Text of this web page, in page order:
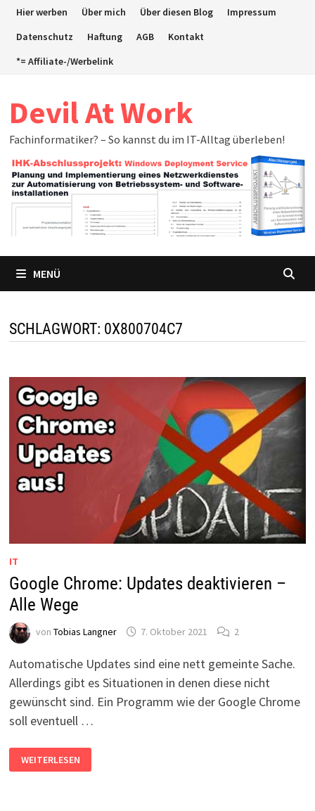
ZumHier werben Über mich Über diesen Blog
Impressum
Datenschutz
Haftung AGB
Kontakt
*= Affiliate-/Werbelink
Devil At Work
Fachinformatiker? – So kannst du im IT-Alltag überleben!
MENÜ
SCHLAGWORT: 0X800704C7
IT
Google Chrome: Updates deaktivieren –
Alle Wege
von Tobias Langner 7. Oktober 2021 2
Automatische Updates sind eine nett gemeinte Sache.
Allerdings gibt es Situationen in denen diese nicht
gewünscht sind. Ein Programm wie der Google Chrome
soll eventuell …
CHROME:
UPDATES
WEITERLESEN